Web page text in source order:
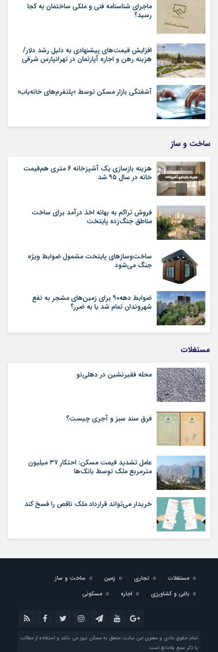
ماجرای شناسنامه‌ فنی و ملکی ساختمان به کجا
رسید؟
افزایش قیمت‌های پیشنهادی به دلیل رشد دلار/
هزینه رهن و اجاره آپارتمان در تهرانپارس شرقی
آشفتگی بازار مسکن توسط «پلتفرم‌های خانه‌یاب»
ساخت و ساز
هزینه بازسازی یک آشپزخانه ۶ متری هم‌قیمت
خانه در سال ۹۵ شد
فروش تراکم به بهانه اخذ درآمد برای ساخت
مناطق جنگ‌زده پایتخت
ساخت‌وسازهای پایتخت مشمول ضوابط ویژه
جنگ می‌شود
ضوابط دهه۹۰ برای زمین‌های مشجر به نفع
شهروندان تمام شد یا به ضرر؟
مستغلات
محله فقیرنشین در دهلی‏‌نو
فرق سند سبز و آجری چیست؟
عامل تشدید قیمت مسکن: احتکار ۳۷ میلیون
مترمربع ملک توسط بانک‌ها
خریدار می‌تواند قرارداد ملک ناقص را فسخ کند
مستغلات تجاری زمین
ساخت و ساز
باغی و کشاورزی
اجاره مسکونی
تمام حقوق مادی و معنوی این سایت متعلق به مسکن نیوز می باشد و استفاده از مطالب
با ذکر منبع بلامانع است.